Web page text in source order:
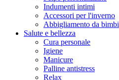
Indumenti intimi
Accessori per l'inverno
Abbigliamento da bimbi
Salute e bellezza
Cura personale
Igiene
Manicure
Palline antistress
Relax